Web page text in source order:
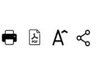
DEUTSCH